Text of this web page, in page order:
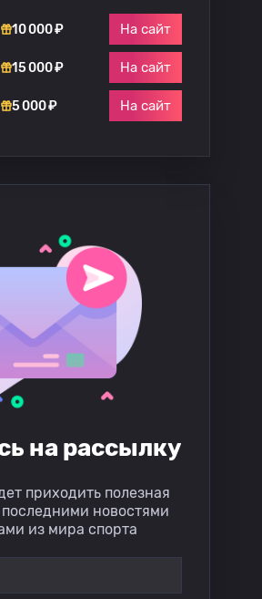
10 000 ₽ На сайт
15 000 ₽ На сайт
5 000 ₽ На сайт
на рассылку
приходить полезная
новостями
из мира спорта